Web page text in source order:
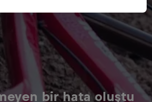
bir hata oluştu